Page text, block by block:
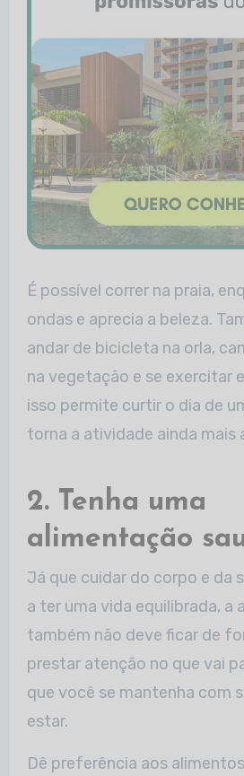
É possível correr na praia,
ondas e aprecia a beleza.
andar de bicicleta na orla,
na vegetação e se exercitar
isso permite curtir o dia de
torna a atividade ainda mais
2. Tenha uma
alimentação
Já que cuidar do corpo e da
a ter uma vida equilibrada, a
também não deve ficar de
prestar atenção no que vai
que você se mantenha com
estar.
Dê preferência aos